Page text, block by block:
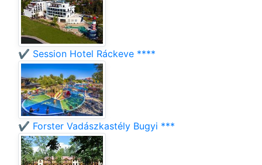
✔️ Session Hotel Ráckeve ****
✔️ Forster Vadászkastély Bugyi ***